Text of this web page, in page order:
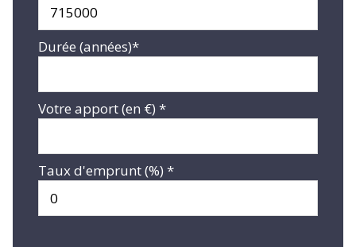
Durée (années)*
Votre apport (en €) *
Taux d'emprunt (%) *